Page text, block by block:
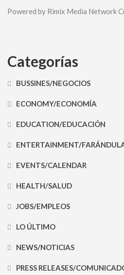
Powered by Rimix Media Network
Categorías
BUSSINES/NEGOCIOS
ECONOMY/ECONOMÍA
EDUCATION/EDUCACIÓN
ENTERTAINMENT/
EVENTS/CALENDAR
HEALTH/SALUD
JOBS/EMPLEOS
LO ÚLTIMO
NEWS/NOTICIAS
PRESS RELEASES/